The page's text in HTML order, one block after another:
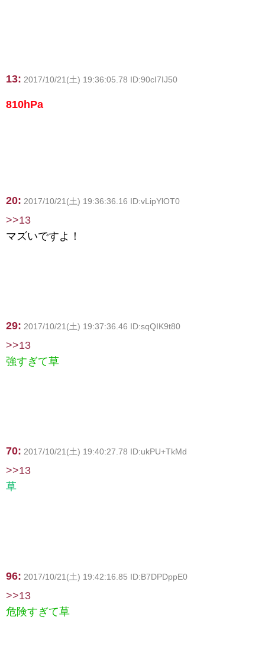
13: 2017/10/21(土) 19:36:05.78 ID:90cI7IJ50
810hPa
20: 2017/10/21(土) 19:36:36.16 ID:vLipYlOT0
>>13
マズいですよ！
29: 2017/10/21(土) 19:37:36.46 ID:sqQIK9t80
>>13
強すぎて草
70: 2017/10/21(土) 19:40:27.78 ID:ukPU+TkMd
>>13
草
96: 2017/10/21(土) 19:42:16.85 ID:B7DPDppE0
>>13
危険すぎて草